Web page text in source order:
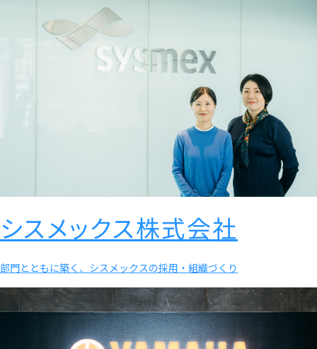
シスメックス株式会社
部門とともに築く、シスメックスの採用・組織づくり